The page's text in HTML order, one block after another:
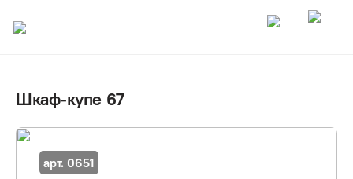
Шкаф-купе 67
арт. 0651